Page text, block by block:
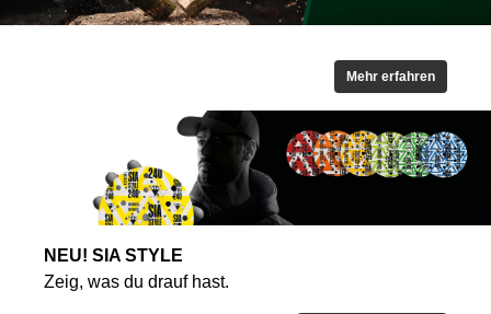
Mehr erfahren
NEU! SIA STYLE
Zeig, was du drauf hast.